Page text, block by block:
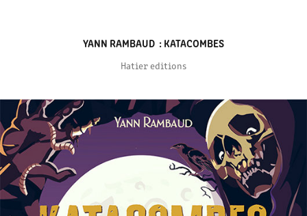
YANN RAMBAUD  : KATACOMBES
Hatier editions